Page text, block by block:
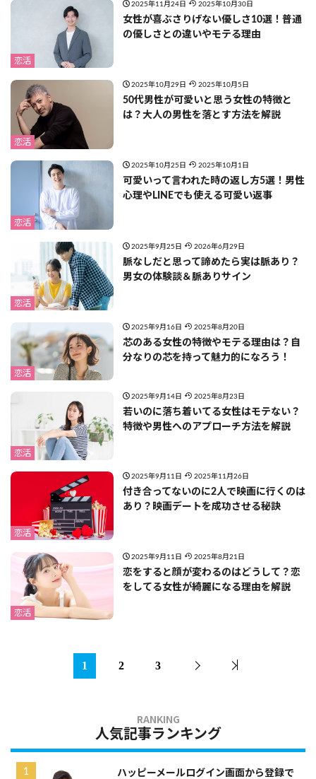
恋活
2025年11月24日 2025年10月30日
女性が喜ぶさりげない優しさ10選！普通
の優しさとの違いやモテる理由
恋活
2025年10月29日 2025年10月5日
50代男性が可愛いと思う女性の特徴と
は？大人の男性を落とす方法を解説
恋活
2025年10月25日 2025年10月1日
可愛いって言われた時の返し方5選！男性
心理やLINEでも使える可愛い返事
恋活
2025年9月25日 2026年6月29日
脈なしだと思って諦めたら実は脈あり？
男女の体験談＆脈ありサイン
恋活
2025年9月16日 2025年8月20日
芯のある女性の特徴やモテる理由は？自
分なりの芯を持って魅力的になろう！
恋活
2025年9月14日 2025年8月23日
若いのに落ち着いてる女性はモテない？
特徴や男性へのアプローチ方法を解説
恋活
2025年9月11日 2025年11月26日
付き合ってないのに2人で映画に行くのは
あり？映画デートを成功させる秘訣
恋活
2025年9月11日 2025年8月21日
恋をすると顔が変わるのはどうして？恋
をしてる女性が綺麗になる理由を解説
1 2 3
人気記事ランキング
ハッピーメールログイン画面から登録で